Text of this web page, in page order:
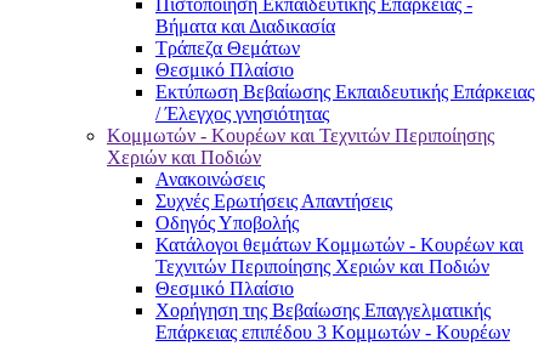
Πιστοποίηση Εκπαιδευτικής Επάρκειας -
Βήματα και Διαδικασία
Τράπεζα Θεμάτων
Θεσμικό Πλαίσιο
Εκτύπωση Βεβαίωσης Εκπαιδευτικής Επάρκειας
/ Έλεγχος γνησιότητας
Κομμωτών - Κουρέων και Τεχνιτών Περιποίησης
Χεριών και Ποδιών
Ανακοινώσεις
Συχνές Ερωτήσεις Απαντήσεις
Οδηγός Υποβολής
Κατάλογοι θεμάτων Κομμωτών - Κουρέων και
Τεχνιτών Περιποίησης Χεριών και Ποδιών
Θεσμικό Πλαίσιο
Χορήγηση της Βεβαίωσης Επαγγελματικής
Επάρκειας επιπέδου 3 Κομμωτών - Κουρέων